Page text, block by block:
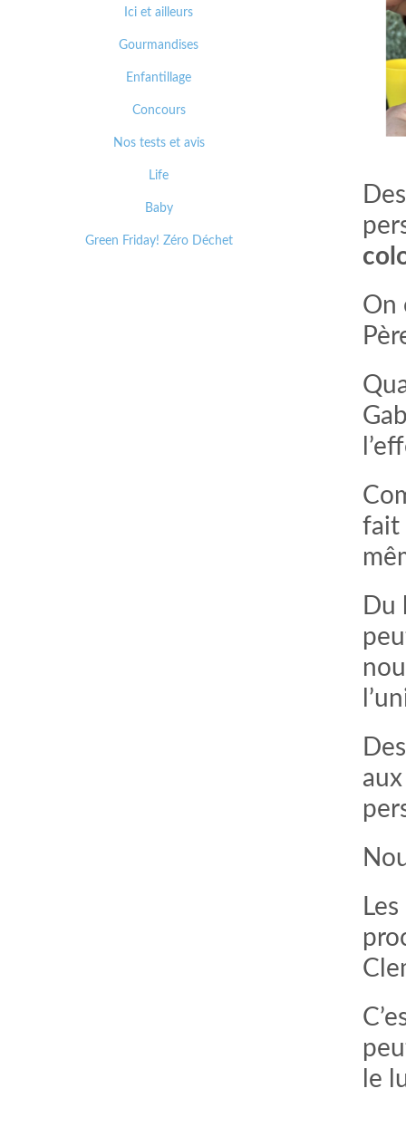
On
fait
Du
le
Ici et ailleurs
Gourmandises
Enfantillage
Concours
Nos tests et avis
Life
Baby
Green Friday! Zéro Déchet